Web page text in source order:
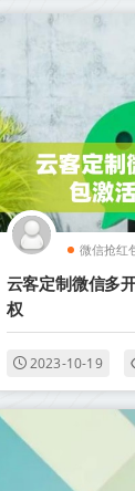
微信抢红
云客定制微信多
权
2023-10-19